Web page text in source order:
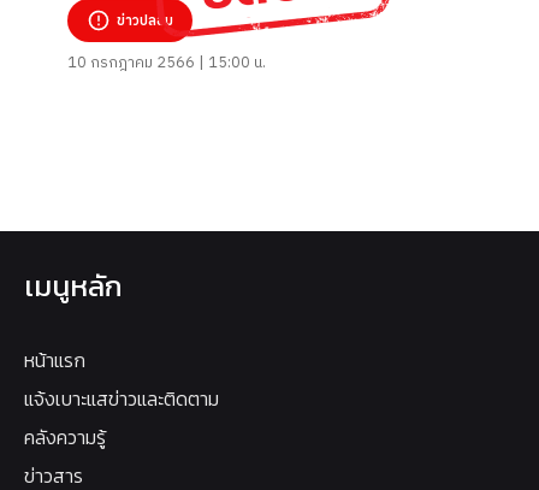
ข่าวปลอม
10 กรกฎาคม 2566 | 15:00 น.
เมนูหลัก
หน้าแรก
แจ้งเบาะแสข่าวและติดตาม
คลังความรู้
ข่าวสาร